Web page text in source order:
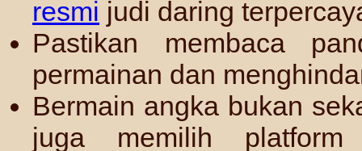
resmi judi daring
Pastikan membaca
permainan dan
Bermain angka bukan
juga memilih